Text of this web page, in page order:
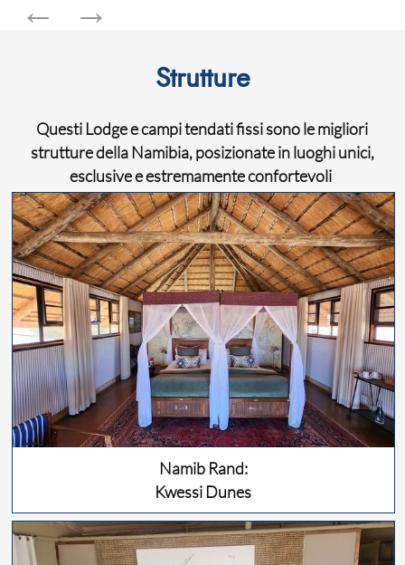
Strutture
Questi Lodge e campi tendati fissi sono le migliori
strutture della Namibia, posizionate in luoghi unici,
esclusive e estremamente confortevoli
Namib Rand:
Kwessi Dunes